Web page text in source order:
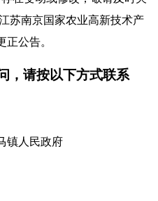
苏南京国家农业高新技术产
正公告。
，请按以下方式联系
镇人民政府